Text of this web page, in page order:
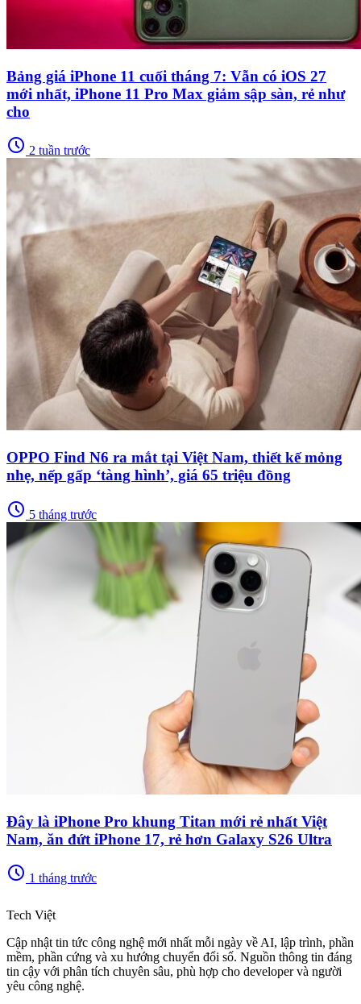
Bảng giá iPhone 11 cuối tháng 7: Vẫn có iOS 27
mới nhất, iPhone 11 Pro Max giảm sập sàn, rẻ như
cho
schedule 2 tuần trước
OPPO Find N6 ra mắt tại Việt Nam, thiết kế mỏng
nhẹ, nếp gấp ‘tàng hình’, giá 65 triệu đồng
schedule 5 tháng trước
Đây là iPhone Pro khung Titan mới rẻ nhất Việt
Nam, ăn đứt iPhone 17, rẻ hơn Galaxy S26 Ultra
schedule 1 tháng trước
Tech Việt
Cập nhật tin tức công nghệ mới nhất mỗi ngày về AI, lập trình, phần
mềm, phần cứng và xu hướng chuyển đổi số. Nguồn thông tin đáng
tin cậy với phân tích chuyên sâu, phù hợp cho developer và người
yêu công nghệ.